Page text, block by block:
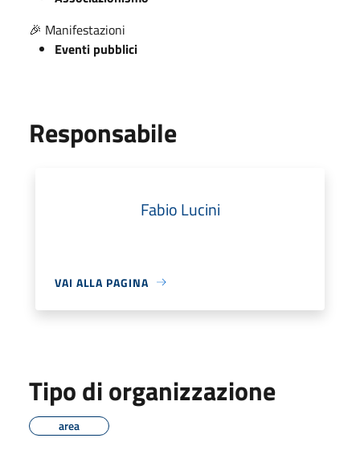
🎉 Manifestazioni
Eventi pubblici
Responsabile
Fabio Lucini
VAI ALLA PAGINA
Tipo di organizzazione
area